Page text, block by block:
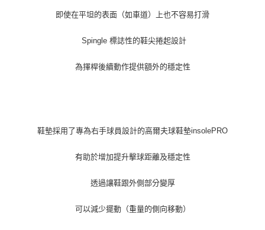
即使在平坦的表面（如車道）上也不容易打滑
Spingle 標誌性的鞋尖捲起設計
為揮桿後續動作提供額外的穩定性
鞋墊採用了專為右手球員設計的高爾夫球鞋墊insolePRO
有助於增加提升擊球距離及穩定性
透過讓鞋跟外側部分變厚
可以減少擺動（重量的側向移動）